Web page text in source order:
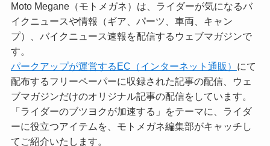
Moto Megane（モトメガネ）は、ライダーが気になるバ
イクニュースや情報（ギア、パーツ、車両、キャン
プ）、バイクニュース速報を配信するウェブマガジンで
す。
パークアップが運営するEC（インターネット通販） にて
配布するフリーペーパーに収録された記事の配信、ウェ
ブマガジンだけのオリジナル記事の配信をしています。
「ライダーのブツヨクが加速する」をテーマに、ライダ
ーに役立つアイテムを、モトメガネ編集部がキャッチし
てご紹介いたします。